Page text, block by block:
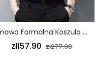
Zimowa Formalna Koszula Męska Plus Aksamitna Gruba Fioletowa
zł157.90 zł277.90